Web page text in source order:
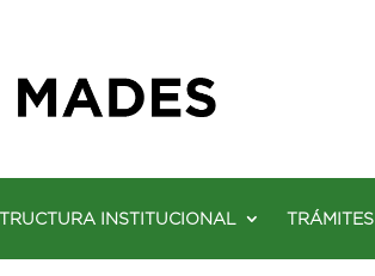
INSTITUCIONAL TRÁMITES